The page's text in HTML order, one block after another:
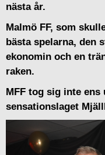
nästa år.
Malmö FF, som
bästa spelarna, den
ekonomin och en
raken.
MFF tog sig inte ens
sensationslaget